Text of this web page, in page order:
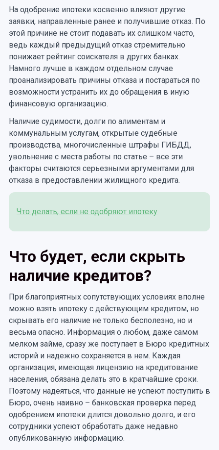
На одобрение ипотеки косвенно влияют другие
заявки, направленные ранее и получившие отказ. По
этой причине не стоит подавать их слишком часто,
ведь каждый предыдущий отказ стремительно
понижает рейтинг соискателя в других банках.
Намного лучше в каждом отдельном случае
проанализировать причины отказа и постараться по
возможности устранить их до обращения в иную
финансовую организацию.
Наличие судимости, долги по алиментам и
коммунальным услугам, открытые судебные
производства, многочисленные штрафы ГИБДД,
увольнение с места работы по статье – все эти
факторы считаются серьезными аргументами для
отказа в предоставлении жилищного кредита.
Что делать, если не одобряют ипотеку
Что будет, если скрыть
наличие кредитов?
При благоприятных сопутствующих условиях вполне
можно взять ипотеку с действующим кредитом, но
скрывать его наличие не только бесполезно, но и
весьма опасно. Информация о любом, даже самом
мелком займе, сразу же поступает в Бюро кредитных
историй и надежно сохраняется в нем. Каждая
организация, имеющая лицензию на кредитование
населения, обязана делать это в кратчайшие сроки.
Поэтому надеяться, что данные не успеют поступить в
Бюро, очень наивно – банковская проверка перед
одобрением ипотеки длится довольно долго, и его
сотрудники успеют обработать даже недавно
опубликованную информацию.